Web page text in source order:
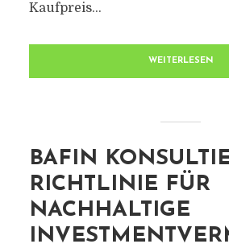
Kaufpreis...
WEITERLESEN
BAFIN
RICHTLINIE FÜR
NACHHALTIGE